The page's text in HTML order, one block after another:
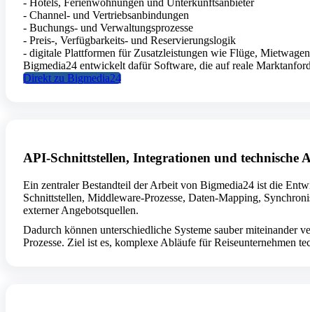
- Hotels, Ferienwohnungen und Unterkunftsanbieter
- Channel- und Vertriebsanbindungen
- Buchungs- und Verwaltungsprozesse
- Preis-, Verfügbarkeits- und Reservierungslogik
- digitale Plattformen für Zusatzleistungen wie Flüge,
Bigmedia24 entwickelt dafür Software, die auf reale
Direkt zu Bigmedia24
API-Schnittstellen, Integrationen und technische
Ein zentraler Bestandteil der Arbeit von Bigmedia24 ist die
Schnittstellen, Middleware-Prozesse, Daten-Mapping,
externer Angebotsquellen.
Dadurch können unterschiedliche Systeme sauber
Prozesse. Ziel ist es, komplexe Abläufe für Reiseunternehmen